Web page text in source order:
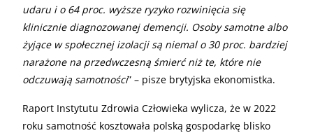
udaru i o 64 proc. wyższe ryzyko rozwinięcia się
klinicznie diagnozowanej demencji. Osoby samotne albo
żyjące w społecznej izolacji są niemal o 30 proc. bardziej
narażone na przedwczesną śmierć niż te, które nie
odczuwają samotności” – pisze brytyjska ekonomistka.
Raport Instytutu Zdrowia Człowieka wylicza, że w 2022
roku samotność kosztowała polską gospodarkę blisko